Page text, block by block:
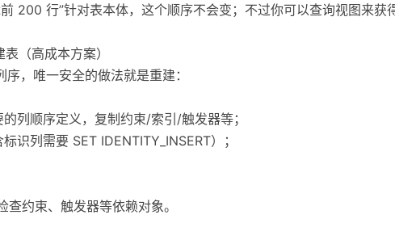
200 行”针对表本体，这个顺序不会变；不过你可以查询视图来获
（高成本方案）
，唯一安全的做法就是重建：
列顺序定义，复制约束/索引/触发器等；
识列需要 SET IDENTITY_INSERT）；
约束、触发器等依赖对象。